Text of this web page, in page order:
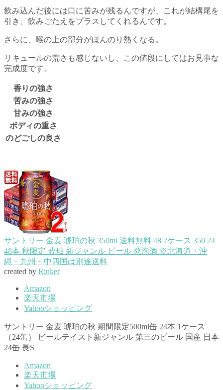
飲み込んだ後には口に苦みが残るんですが、これが結構尾を
引き、飲みごたえをプラスしてくれるんです。
さらに、喉の上の部分がほんのり熱くなる。
リキュールの荒さも感じないし、この値段にしてはお見事な
完成度です。
香りの強さ
苦みの強さ
甘みの強さ
ボディの重さ
のどごしの良さ
サントリー 金麦 琥珀の秋 350ml 送料無料 48 2ケース 350 24
48本 秋限定 琥珀 新ジャンル ビール 発泡酒 ※北海道・沖
縄・九州・中四国は別途送料
created by Rinker
Amazon
楽天市場
Yahooショッピング
サントリー 金麦 琥珀の秋 期間限定500ml缶 24本 1ケース
（24缶） ビールテイスト新ジャンル 第三のビール 国産 日本
24缶 長S
Amazon
楽天市場
Yahooショッピング